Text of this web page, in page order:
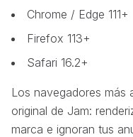
Chrome / Edge 111+
Firefox 113+
Safari 16.2+
Los navegadores más
original de Jam:
marca e ignoran tus